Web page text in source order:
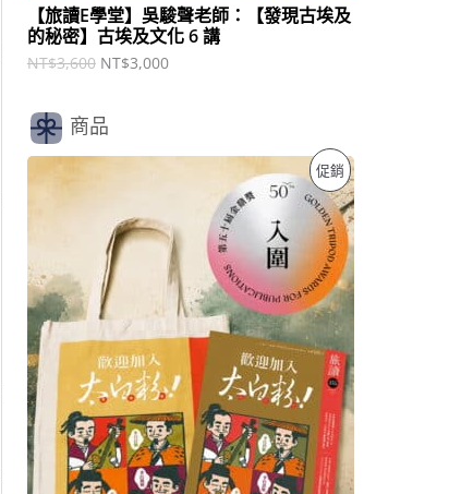
【旅讀E學堂】吳駿聲老師：【發現古埃及
的秘密】古埃及文化 6 講
NT$3,600
0
0
。
NT$3,000
0
0
。
商品
促銷 特
價
商
品
原
5
4
。
格
：
9
9
。